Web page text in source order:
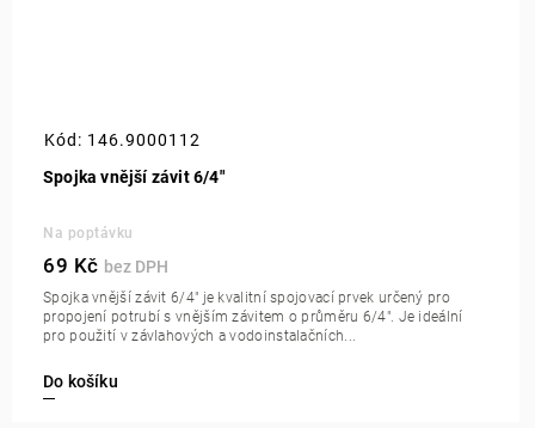
Spojka vnější závit 6/4"
Na poptávku
69 Kč
Do košíku
Spojka vnější závit 6/4" je kvalitní spojovací prvek určený pro
propojení potrubí s vnějším závitem o průměru 6/4". Je ideální
pro použití v závlahových a vodoinstalačních...
Kód: 146.9000112